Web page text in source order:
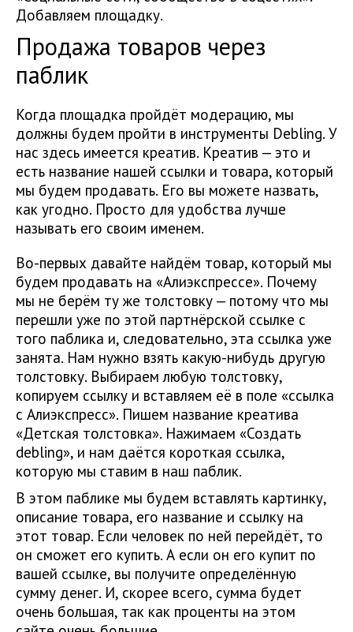
Добавляем площадку.
Продажа товаров через
паблик
Когда площадка пройдёт модерацию, мы
должны будем пройти в инструменты Debling. У
нас здесь имеется креатив. Креатив — это и
есть название нашей ссылки и товара, который
мы будем продавать. Его вы можете назвать,
как угодно. Просто для удобства лучше
называть его своим именем.
Во-первых давайте найдём товар, который мы
будем продавать на «Алиэкспрессе». Почему
мы не берём ту же толстовку — потому что мы
перешли уже по этой партнёрской ссылке с
того паблика и, следовательно, эта ссылка уже
занята. Нам нужно взять какую-нибудь другую
толстовку. Выбираем любую толстовку,
копируем ссылку и вставляем её в поле «ссылка
с Алиэкспресс». Пишем название креатива
«Детская толстовка». Нажимаем «Создать
debling», и нам даётся короткая ссылка,
которую мы ставим в наш паблик.
В этом паблике мы будем вставлять картинку,
описание товара, его название и ссылку на
этот товар. Если человек по ней перейдёт, то
он сможет его купить. А если он его купит по
вашей ссылке, вы получите определённую
сумму денег. И, скорее всего, сумма будет
очень большая, так как проценты на этом